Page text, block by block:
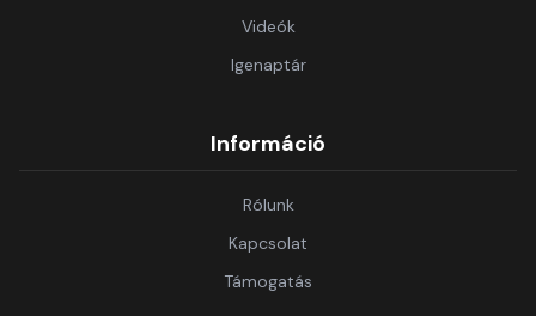
Videók
Igenaptár
Információ
Rólunk
Kapcsolat
Támogatás